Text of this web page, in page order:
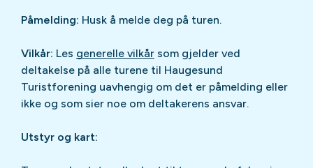
Påmelding: Husk å melde deg på turen.
Vilkår: Les generelle vilkår som gjelder ved
deltakelse på alle turene til Haugesund
Turistforening uavhengig om det er påmelding eller
ikke og som sier noe om deltakerens ansvar.
Utstyr og kart: